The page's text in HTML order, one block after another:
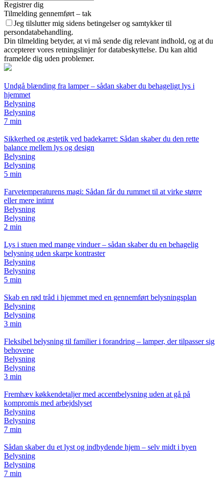
Registrer dig
Tilmelding gennemført – tak
Jeg tilslutter mig sidens betingelser og samtykker til
persondatabehandling.
Din tilmelding betyder, at vi må sende dig relevant indhold, og at du
accepterer vores retningslinjer for databeskyttelse. Du kan altid
framelde dig uden problemer.
Undgå blænding fra lamper – sådan skaber du behageligt lys i
hjemmet
Belysning
Belysning
7 min
Sikkerhed og æstetik ved badekarret: Sådan skaber du den rette
balance mellem lys og design
Belysning
Belysning
5 min
Farvetemperaturens magi: Sådan får du rummet til at virke større
eller mere intimt
Belysning
Belysning
2 min
Lys i stuen med mange vinduer – sådan skaber du en behagelig
belysning uden skarpe kontraster
Belysning
Belysning
5 min
Skab en rød tråd i hjemmet med en gennemført belysningsplan
Belysning
Belysning
3 min
Fleksibel belysning til familier i forandring – lamper, der tilpasser sig
behovene
Belysning
Belysning
3 min
Fremhæv køkkendetaljer med accentbelysning uden at gå på
kompromis med arbejdslyset
Belysning
Belysning
7 min
Sådan skaber du et lyst og indbydende hjem – selv midt i byen
Belysning
Belysning
7 min